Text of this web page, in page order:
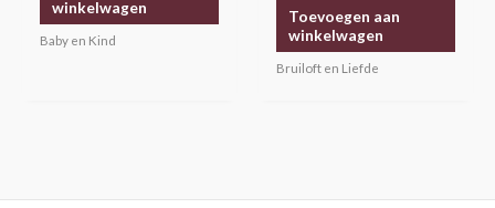
winkelwagen
Baby en Kind
Toevoegen aan
winkelwagen
Bruiloft en Liefde